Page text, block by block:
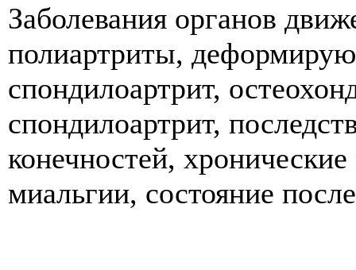
Заболевания органов
полиартриты,
спондилоартрит,
спондилоартрит,
конечностей,
миальгии, состояние